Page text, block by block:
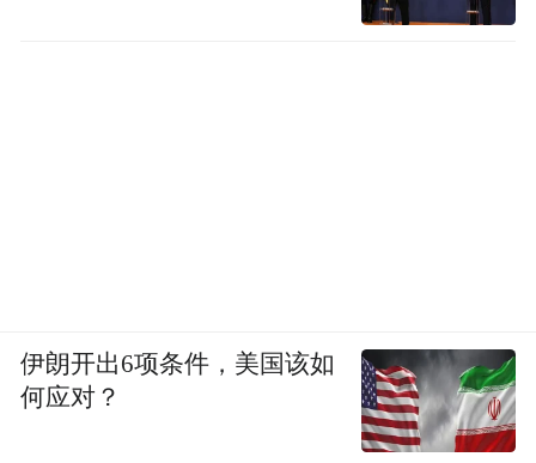
伊朗开出6项条件，美国该如
何应对？